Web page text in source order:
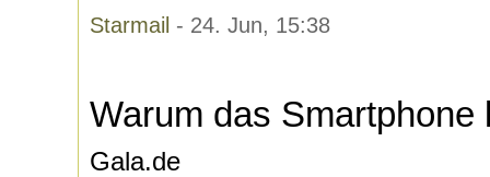
Starmail - 24. Jun, 15:38
Warum das
Gala.de